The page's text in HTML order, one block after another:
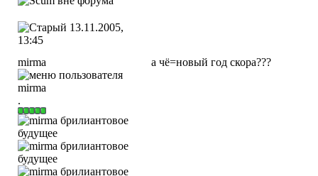
13.11.2005,
13:45
mirma
.
а чё=новый год скора???